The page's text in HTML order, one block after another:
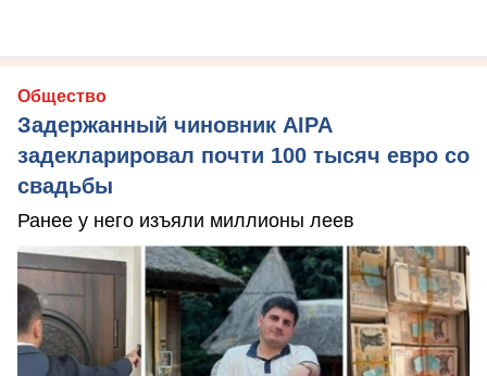
Общество
Задержанный чиновник AIPA
задекларировал почти 100 тысяч евро со
свадьбы
Ранее у него изъяли миллионы леев